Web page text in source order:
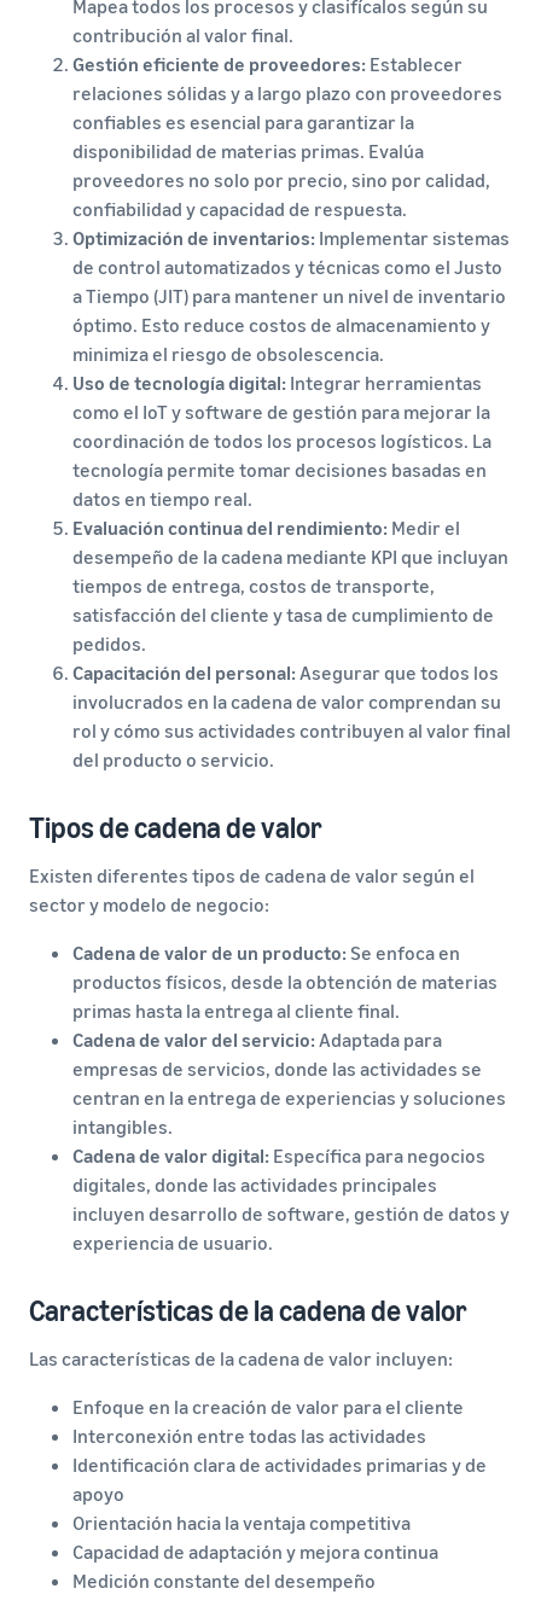
Mapea todos los procesos y clasifícalos según su
contribución al valor final.
Gestión eficiente de proveedores: Establecer
relaciones sólidas y a largo plazo con proveedores
confiables es esencial para garantizar la
disponibilidad de materias primas. Evalúa
proveedores no solo por precio, sino por calidad,
confiabilidad y capacidad de respuesta.
Optimización de inventarios: Implementar sistemas
de control automatizados y técnicas como el Justo
a Tiempo (JIT) para mantener un nivel de inventario
óptimo. Esto reduce costos de almacenamiento y
minimiza el riesgo de obsolescencia.
Uso de tecnología digital: Integrar herramientas
como el IoT y software de gestión para mejorar la
coordinación de todos los procesos logísticos. La
tecnología permite tomar decisiones basadas en
datos en tiempo real.
Evaluación continua del rendimiento: Medir el
desempeño de la cadena mediante KPI que incluyan
tiempos de entrega, costos de transporte,
satisfacción del cliente y tasa de cumplimiento de
pedidos.
Capacitación del personal:Asegurar que todos los
involucrados en la cadena de valor comprendan su
rol y cómo sus actividades contribuyen al valor final
del producto o servicio.
Tipos de cadena de valor
Existen diferentes tipos de cadena de valor según el
sector y modelo de negocio:
Cadena de valor de un producto: Se enfoca en
productos físicos, desde la obtención de materias
primas hasta la entrega al cliente final.
Cadena de valor del servicio:Adaptada para
empresas de servicios, donde las actividades se
centran en la entrega de experiencias y soluciones
intangibles.
Cadena de valor digital: Específica para negocios
digitales, donde las actividades principales
incluyen desarrollo de software, gestión de datos y
experiencia de usuario.
Características de la cadena de valor
Las características de la cadena de valor incluyen:
Enfoque en la creación de valor para el cliente
Interconexión entre todas las actividades
Identificación clara de actividades primarias y de
apoyo
Orientación hacia la ventaja competitiva
Capacidad de adaptación y mejora continua
Medición constante del desempeño